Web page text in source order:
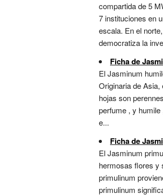
compartida de 5
7 instituciones en
escala. En el
democratiza la
Ficha de
El Jasminum
Originaria de
hojas son
perfume , y
e...
Ficha de
El Jasminum
hermosas flores y
primulinum
primulinum